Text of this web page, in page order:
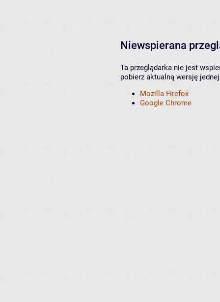
Niewspierana
Ta przeglądarka nie jest
pobierz aktualną wersję
Mozilla Firefox
Google Chrome